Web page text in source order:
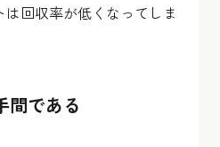
回収率が低くなってしま
間である